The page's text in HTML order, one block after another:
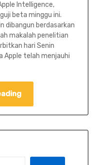
Intelligence,
beta minggu ini.
dibangun berdasarkan
makalah penelitian
hari Senin
Apple telah menjauhi